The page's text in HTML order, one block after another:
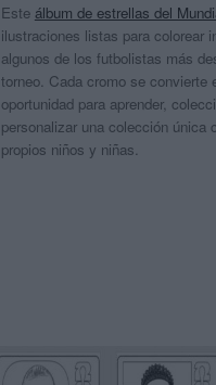
Este álbum de estrellas del
ilustraciones listas para colorear
algunos de los futbolistas más
torneo. Cada cromo se convierte
oportunidad para aprender,
personalizar una colección única
propios niños y niñas.